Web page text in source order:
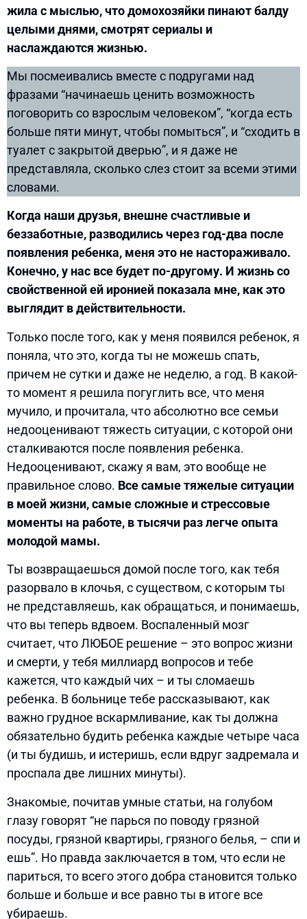
жила с мыслью, что домохозяйки пинают балду
целыми днями, смотрят сериалы и
наслаждаются жизнью.
Мы посмеивались вместе с подругами над
фразами “начинаешь ценить возможность
поговорить со взрослым человеком”, “когда есть
больше пяти минут, чтобы помыться”, и “сходить в
туалет с закрытой дверью”, и я даже не
представляла, сколько слез стоит за всеми этими
словами.
Когда наши друзья, внешне счастливые и
беззаботные, разводились через год-два после
появления ребенка, меня это не настораживало.
Конечно, у нас все будет по-другому. И жизнь со
свойственной ей иронией показала мне, как это
выглядит в действительности.
Только после того, как у меня появился ребенок, я
поняла, что это, когда ты не можешь спать,
причем не сутки и даже не неделю, а год. В какой-
то момент я решила погуглить все, что меня
мучило, и прочитала, что абсолютно все семьи
недооценивают тяжесть ситуации, с которой они
сталкиваются после появления ребенка.
Недооценивают, скажу я вам, это вообще не
правильное слово. Все самые тяжелые ситуации
в моей жизни, самые сложные и стрессовые
моменты на работе, в тысячи раз легче опыта
молодой мамы.
Ты возвращаешься домой после того, как тебя
разорвало в клочья, с существом, с которым ты
не представляешь, как обращаться, и понимаешь,
что вы теперь вдвоем. Воспаленный мозг
считает, что ЛЮБОЕ решение – это вопрос жизни
и смерти, у тебя миллиард вопросов и тебе
кажется, что каждый чих – и ты сломаешь
ребенка. В больнице тебе рассказывают, как
важно грудное вскармливание, как ты должна
обязательно будить ребенка каждые четыре часа
(и ты будишь, и истеришь, если вдруг задремала и
проспала две лишних минуты).
Знакомые, почитав умные статьи, на голубом
глазу говорят “не парься по поводу грязной
посуды, грязной квартиры, грязного белья, – спи и
ешь”. Но правда заключается в том, что если не
париться, то всего этого добра становится только
больше и больше и все равно ты в итоге все
убираешь.